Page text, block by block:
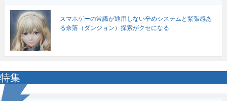
スマホゲーの常識が通用しない辛めシステムと緊張感あ
る奈落（ダンジョン）探索がクセになる
特集